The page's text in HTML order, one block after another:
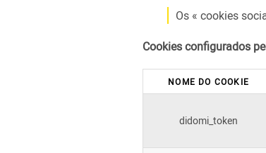
Os « cookies
Cookies configurados
NOME DO COOKIE
didomi_token